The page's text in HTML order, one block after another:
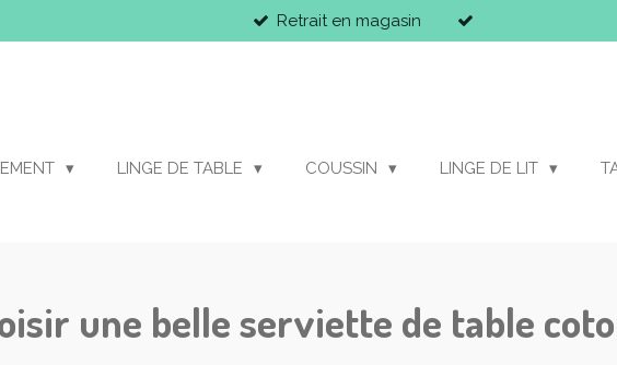
Retrait en magasin
LINGE DE TABLE COUSSIN LINGE DE LIT
une belle serviette de table